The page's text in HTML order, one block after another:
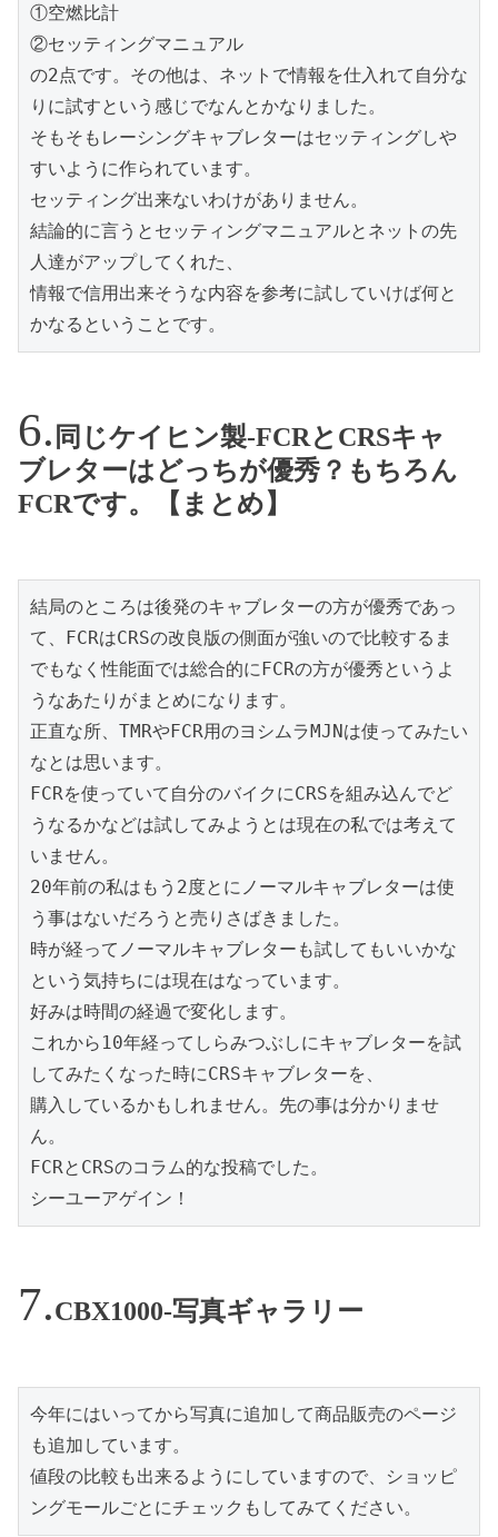
①空燃比計
②セッティングマニュアル
の2点です。その他は、ネットで情報を仕入れて自分な
りに試すという感じでなんとかなりました。
そもそもレーシングキャブレターはセッティングしや
すいように作られています。
セッティング出来ないわけがありません。
結論的に言うとセッティングマニュアルとネットの先
人達がアップしてくれた、
情報で信用出来そうな内容を参考に試していけば何と
かなるということです。
同じケイヒン製-FCRとCRSキャ
ブレターはどっちが優秀？もちろん
FCRです。【まとめ】
結局のところは後発のキャブレターの方が優秀であっ
て、FCRはCRSの改良版の側面が強いので比較するま
でもなく性能面では総合的にFCRの方が優秀というよ
うなあたりがまとめになります。
正直な所、TMRやFCR用のヨシムラMJNは使ってみたい
なとは思います。
FCRを使っていて自分のバイクにCRSを組み込んでど
うなるかなどは試してみようとは現在の私では考えて
いません。
20年前の私はもう2度とにノーマルキャブレターは使
う事はないだろうと売りさばきました。
時が経ってノーマルキャブレターも試してもいいかな
という気持ちには現在はなっています。
好みは時間の経過で変化します。
これから10年経ってしらみつぶしにキャブレターを試
してみたくなった時にCRSキャブレターを、
購入しているかもしれません。先の事は分かりませ
ん。
FCRとCRSのコラム的な投稿でした。
シーユーアゲイン！
CBX1000-写真ギャラリー
今年にはいってから写真に追加して商品販売のページ
も追加しています。
値段の比較も出来るようにしていますので、ショッピ
ングモールごとにチェックもしてみてください。